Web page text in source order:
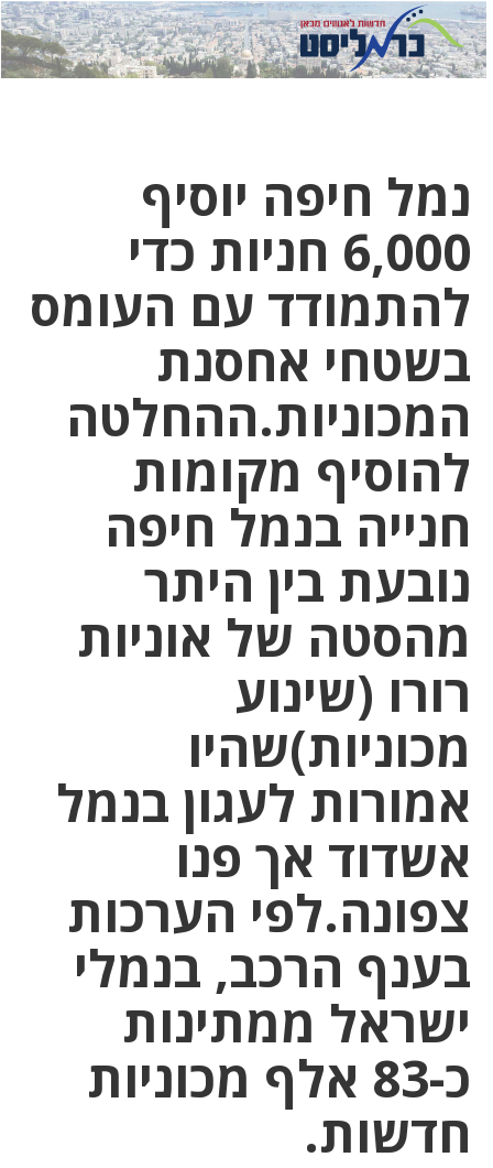
לחץ
כאן
לחץ
כדי
נמל חיפה יוסיף
6,000 חניות כדי
להתמודד עם העומס
בשטחי אחסנת
המכוניות.ההחלטה
להוסיף מקומות
חנייה בנמל חיפה
נובעת בין היתר
מהסטה של אוניות
רורו (שינוע
מכוניות)שהיו
אמורות לעגון בנמל
אשדוד אך פנו
צפונה.לפי הערכות
בענף הרכב, בנמלי
ישראל ממתינות
כ-83 אלף מכוניות
חדשות.